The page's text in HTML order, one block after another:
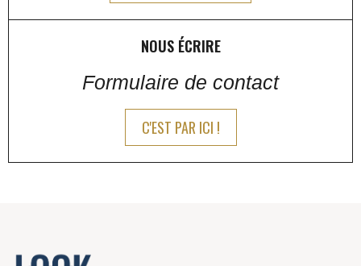
NOUS ÉCRIRE
Formulaire de contact
C'EST PAR ICI !